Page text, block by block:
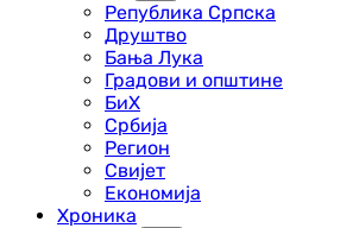
Република Српска
Друштво
Бања Лука
Градови и општине
БиХ
Србија
Регион
Свијет
Економија
Хроника